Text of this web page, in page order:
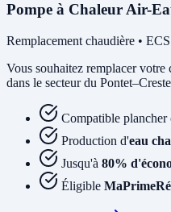
Pompe à Chaleur Air-
Remplacement chaudière •
Vous souhaitez remplacer
dans le secteur du
Compatible plancher
Production d'eau
Jusqu'à 80%
Éligible